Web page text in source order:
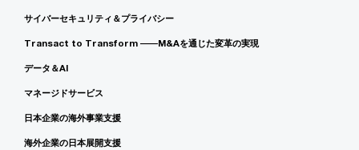
サイバーセキュリティ＆プライバシー
Transact to Transform ――M&Aを通じた変革の実現
データ＆AI
マネージドサービス
日本企業の海外事業支援
海外企業の日本展開支援